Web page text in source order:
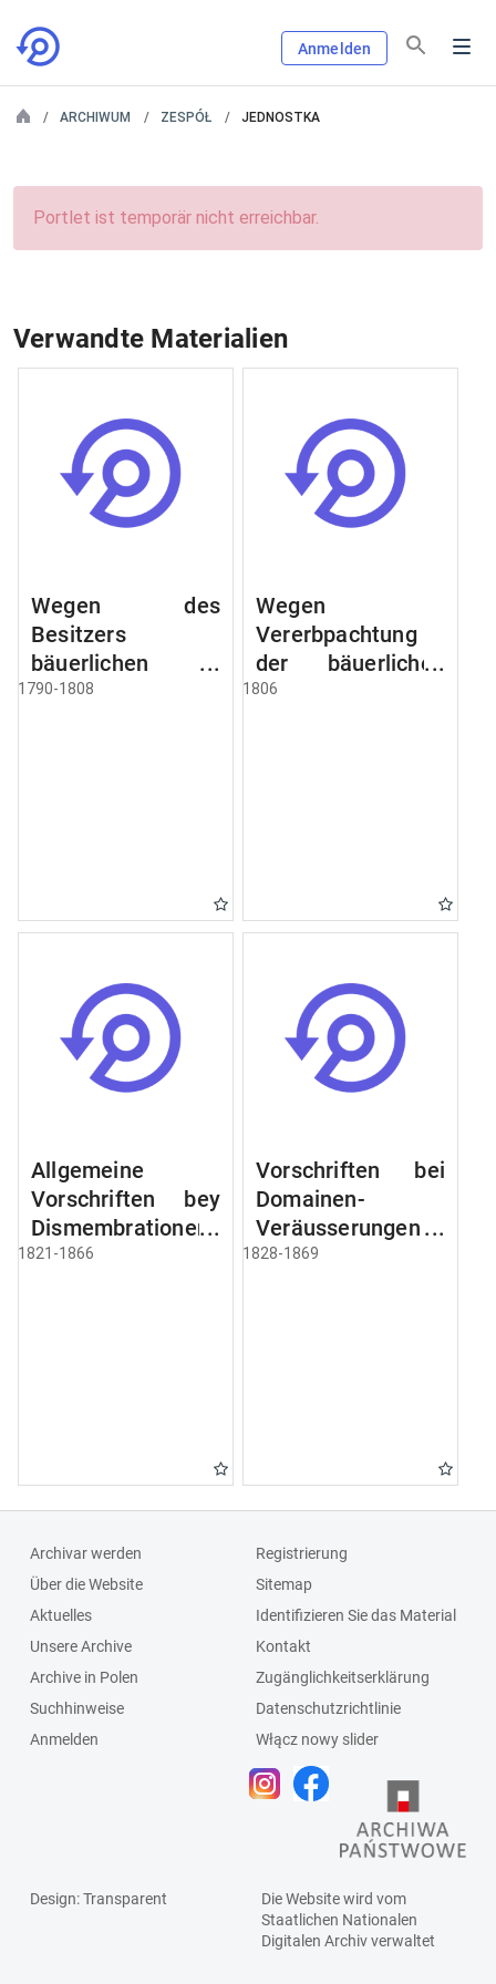
Anmelden
ARCHIWUM ZESPÓŁ JEDNOSTKA
Portlet ist temporär nicht erreichbar.
Verwandte Materialien
Wegen des
Besitzers
bäuerlichen
Grundstücke, den
1790-1808
Wegen
Vererbpachtung
der bäuerlichen
Grundstücke und
1806
Allgemeine
Vorschriften bey
Dismembrationen
Domainen-
1821-1866
Vorschriften bei
Domainen-
Veräusserungen
und
1828-1869
Archivar werden
Über die Website
Aktuelles
Unsere Archive
Archive in Polen
Suchhinweise
Anmelden
Registrierung
Sitemap
Identifizieren Sie das Material
Kontakt
Zugänglichkeitserklärung
Datenschutzrichtlinie
Włącz nowy slider
Design: Transparent
Die Website wird vom
Staatlichen Nationalen
Digitalen Archivverwaltet